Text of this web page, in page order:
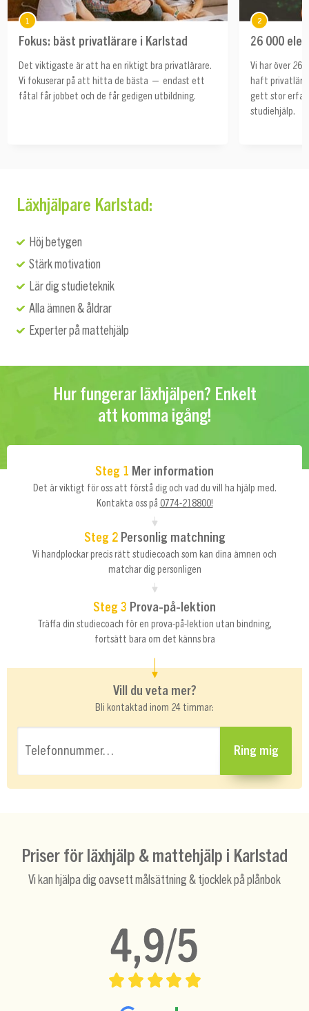
1
Fokus: bäst privatlärare i Karlstad
Det viktigaste är att ha en riktigt bra privatlärare.
Vi fokuserar på att hitta de bästa — endast ett
fåtal får jobbet och de får gedigen utbildning.
2
26 000
Vi har över 26
haft
gett stor
studiehjälp.
Läxhjälpare Karlstad:
Höj betygen
Stärk motivation
Lär dig studieteknik
Alla ämnen & åldrar
Experter på mattehjälp
Hur fungerar läxhjälpen? Enkelt
att komma igång!
Steg 1 Mer information
Det är viktigt för oss att förstå dig och vad du vill ha hjälp med.
Kontakta oss på 0774-218800!
Steg 2 Personlig matchning
Vi handplockar precis rätt studiecoach som kan dina ämnen och
matchar dig personligen
Steg 3 Prova-på-lektion
Träffa din studiecoach för en prova-på-lektion utan bindning,
fortsätt bara om det känns bra
Vill du veta mer?
Bli kontaktad inom 24 timmar:
Telefonnummer… Ring mig
Priser för läxhjälp & mattehjälp i Karlstad
Vi kan hjälpa dig oavsett målsättning & tjocklek på plånbok